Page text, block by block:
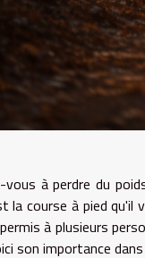
vous à perdre du
la course à pied
à plusieurs
son importance